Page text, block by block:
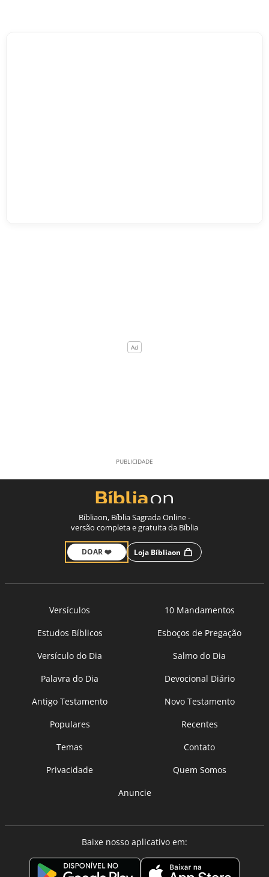
Bíbliaon, Bíblia Sagrada Online -
versão completa e gratuita da Bíblia
DOAR ❤️ Loja Bíbliaon
Versículos
10 Mandamentos
Estudos Bíblicos
Esboços de Pregação
Versículo do Dia
Salmo do Dia
Palavra do Dia
Devocional Diário
Antigo Testamento
Novo Testamento
Populares
Recentes
Temas
Contato
Privacidade
Quem Somos
Anuncie
Baixe nosso aplicativo em: